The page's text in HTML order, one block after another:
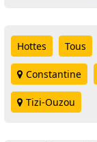
Hottes Tous
Constantine
Tizi-Ouzou